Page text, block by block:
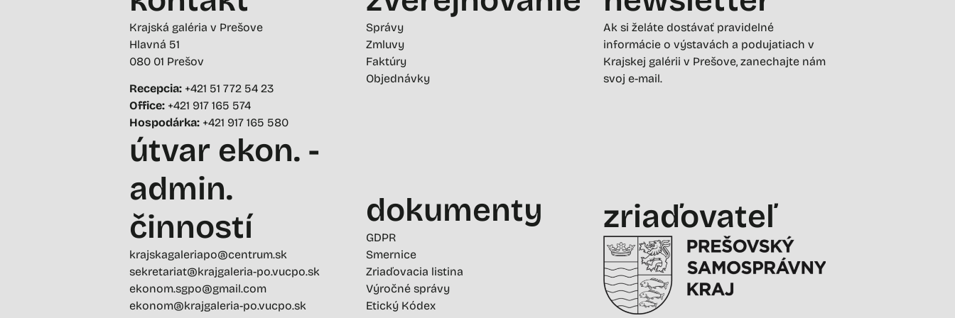
Krajská galéria v Prešove
Hlavná 51
080 01 Prešov
Recepcia: +421 51 772 54 23
Office: +421 917 165 574
Hospodárka: +421 917 165 580
útvar ekon. -
admin.
činností
krajskagaleriapo@centrum.sk
sekretariat@krajgaleria-po.vucpo.sk
ekonom.sgpo@gmail.com
ekonom@krajgaleria-po.vucpo.sk
Správy
Zmluvy
Faktúry
Objednávky
dokumenty
GDPR
Smernice
Zriaďovacia listina
Výročné správy
Etický Kódex
Ak si želáte dostávať pravidelné
informácie o výstavách a podujatiach v
Krajskej galérii v Prešove, zanechajte nám
svoj e-mail.
zriaďovateľ